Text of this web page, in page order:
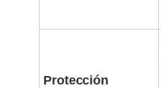
Protección